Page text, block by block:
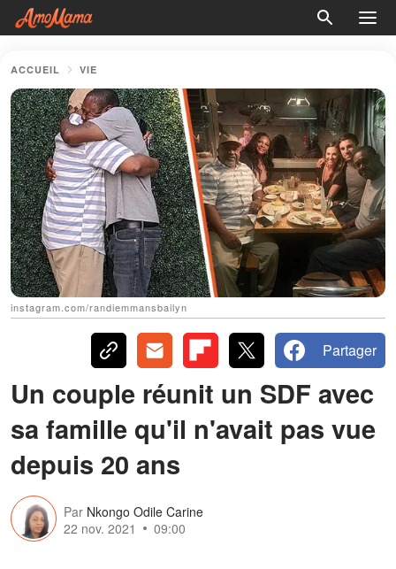
ACCUEIL VIE
instagram.com/randiemmansbailyn
Partager
Un couple réunit un SDF avec
sa famille qu'il n'avait pas vue
depuis 20 ans
Par Nkongo Odile Carine
22 nov. 2021
09:00